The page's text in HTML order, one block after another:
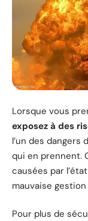
Lorsque vous
exposez à des
l’un des dangers
qui en prennent.
causées par
mauvaise
Pour plus de